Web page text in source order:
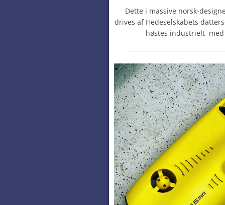
Dette i massive norsk-
drives af Hedeselskabets
høstes industrielt